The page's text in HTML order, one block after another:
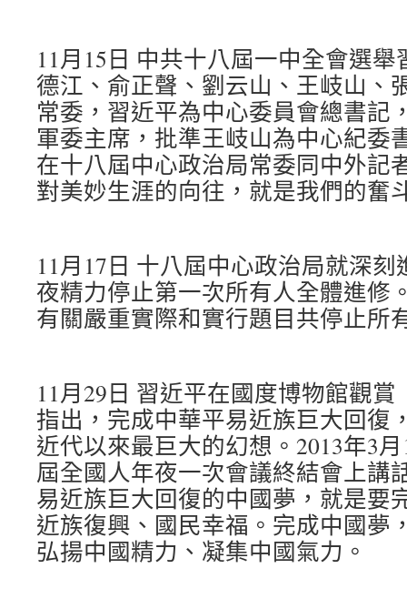
11月15日 中共十八屆一中全會選
德江、俞正聲、劉云山、王岐山、
常委，習近平為中心委員會總書記
軍委主席，批準王岐山為中心紀委
在十八屆中心政治局常委同中外記
對美妙生涯的向往，就是我們的奮
11月17日 十八屆中心政治局就深
夜精力停止第一次所有人全體進修
有關嚴重實際和實行題目共停止所
11月29日 習近平在國度博物館觀
指出，完成中華平易近族巨大回復
近代以來最巨大的幻想。2013年3
屆全國人年夜一次會議終結會上講
易近族巨大回復的中國夢，就是要
近族復興、國民幸福。完成中國夢
弘揚中國精力、凝集中國氣力。